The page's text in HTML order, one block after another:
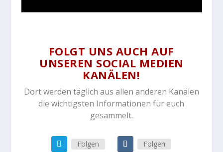
FOLGT UNS AUCH AUF
UNSEREN SOCIAL MEDIEN
KANÄLEN!
Dort werden täglich aus allen anderen Kanälen
die wichtigsten Informationen für euch
gesammelt.
Folgen Folgen